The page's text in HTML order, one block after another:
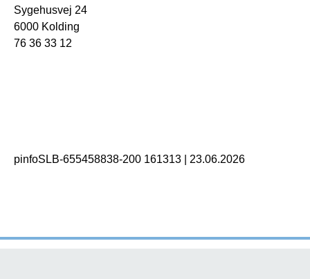
Sygehusvej 24
6000 Kolding
76 36 33 12
pinfoSLB-655458838-200 161313 23.06.2026